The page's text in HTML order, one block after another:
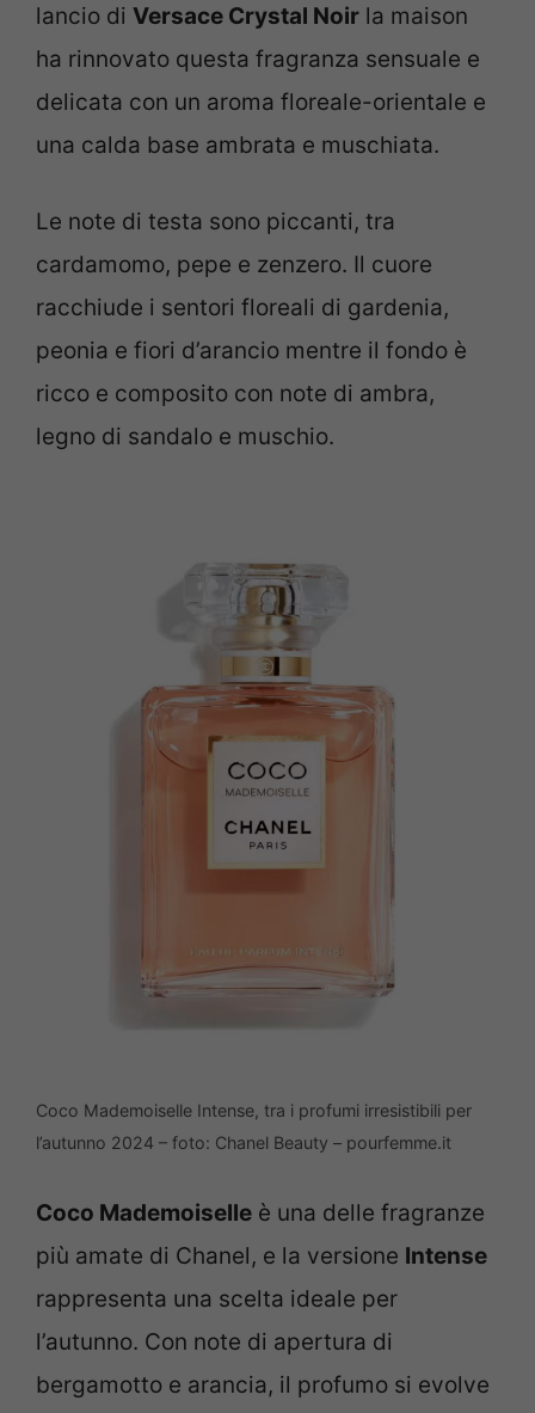
lancio di Versace Crystal Noir la maison
ha rinnovato questa fragranza sensuale e
delicata con un aroma floreale-orientale e
una calda base ambrata e muschiata.
Le note di testa sono piccanti, tra
cardamomo, pepe e zenzero. Il cuore
racchiude i sentori floreali di gardenia,
peonia e fiori d’arancio mentre il fondo è
ricco e composito con note di ambra,
legno di sandalo e muschio.
Coco Mademoiselle Intense, tra i profumi irresistibili per
l’autunno 2024 – foto: Chanel Beauty – pourfemme.it
Coco Mademoiselle è una delle fragranze
più amate di Chanel, e la versione Intense
rappresenta una scelta ideale per
l’autunno. Con note di apertura di
bergamotto e arancia, il profumo si evolve